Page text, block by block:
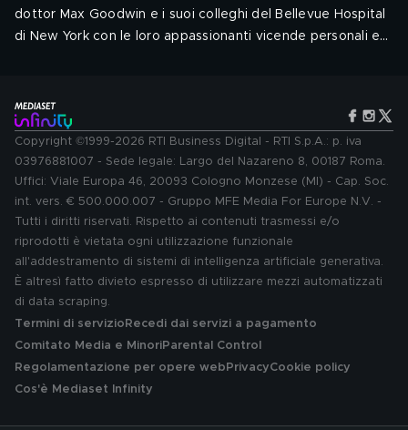
dottor Max Goodwin e i suoi colleghi del Bellevue Hospital
di New York con le loro appassionanti vicende personali e
O&#39;Hare
Audio: ITA, ENG - Sottotitoli: ITA, ENG
Genere: Drammatico
Di nuovo disponibile
Copyright ©1999-2026 RTI Business Digital - RTI S.p.A.: p. iva
03976881007 - Sede legale: Largo del Nazareno 8, 00187 Roma.
Uffici: Viale Europa 46, 20093 Cologno Monzese (MI) - Cap. Soc.
int. vers. € 500.000.007 - Gruppo MFE Media For Europe N.V. -
Tutti i diritti riservati. Rispetto ai contenuti trasmessi e/o
riprodotti è vietata ogni utilizzazione funzionale
all'addestramento di sistemi di intelligenza artificiale generativa.
È altresì fatto divieto espresso di utilizzare mezzi automatizzati
di data scraping.
Termini di servizio Recedi dai servizi a pagamento
Comitato Media e MinoriParental Control
Regolamentazione per opere web PrivacyCookie policy
Cos'è Mediaset Infinity